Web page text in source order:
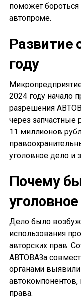
поможет
автопроме.
Развитие
году
2024 году начало
разрешения
через запчастные
11 миллионов
уголовное дело и
Почему
Дело было
использования
авторских прав.
АВТОВАЗа
органами
права.